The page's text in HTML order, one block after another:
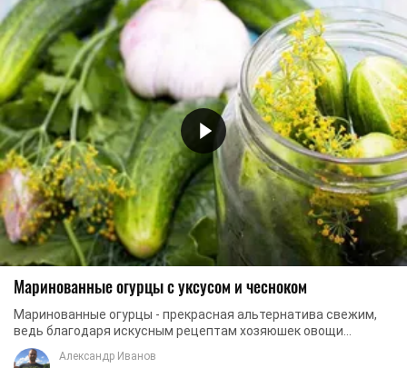
Маринованные огурцы с уксусом и чесноком
Маринованные огурцы - прекрасная альтернатива свежим,
ведь благодаря искусным рецептам хозяюшек овощи
сохраняют освежающий вкус и характерный ...
Александр Иванов